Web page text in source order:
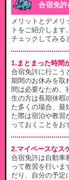
合宿免
メリットとデメリ
トをご紹介します
チェックしてみる
1.まとまった時間
合宿免許に行こう
期間のお休みを取
間は必要なため、
生の方は長期休暇
た多くの場合、最
た際は宿泊や教習
っておくことをお
2.マイペースなス
合宿免許は自動車
って教習を行いま
だり、自分の予定